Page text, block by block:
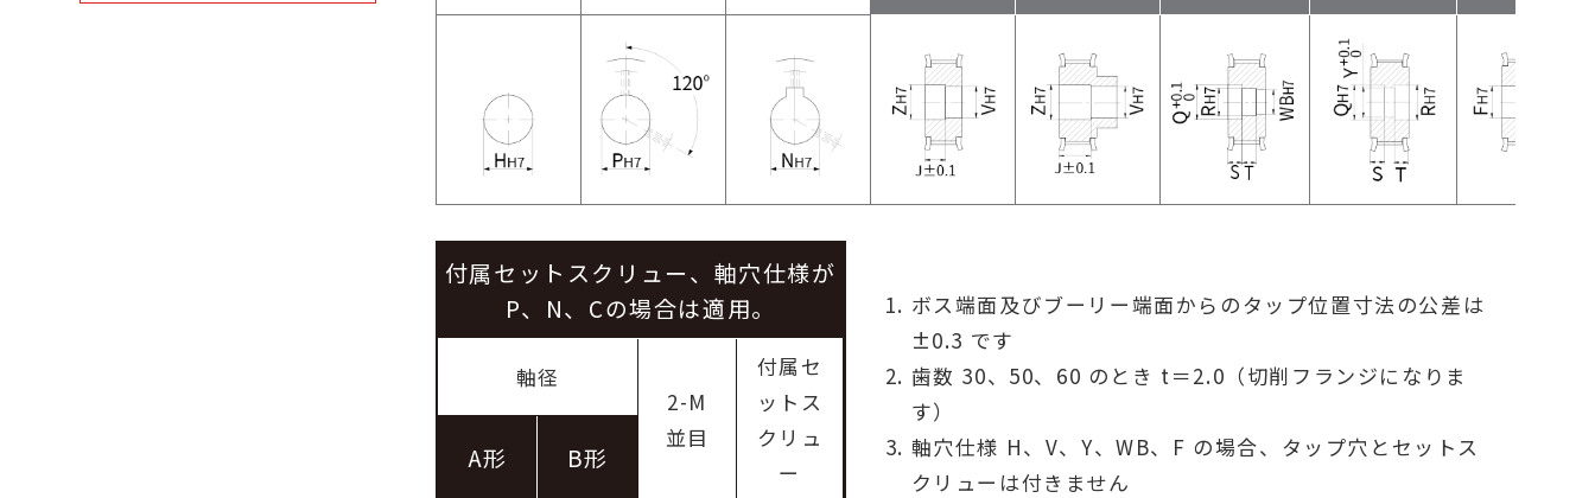
付属セットスクリュー、軸穴仕様が
P、N、Cの場合は適用。
軸径
2-M
並目
付属セ
ットス
クリュ
ー
A形 B形
ボス端面及びブーリー端面からのタップ位置寸法の公差は
±0.3 です
歯数 30、50、60 のとき t＝2.0（切削フランジになりま
す）
軸穴仕様 H、V、Y、WB、F の場合、タップ穴とセットス
クリューは付きません